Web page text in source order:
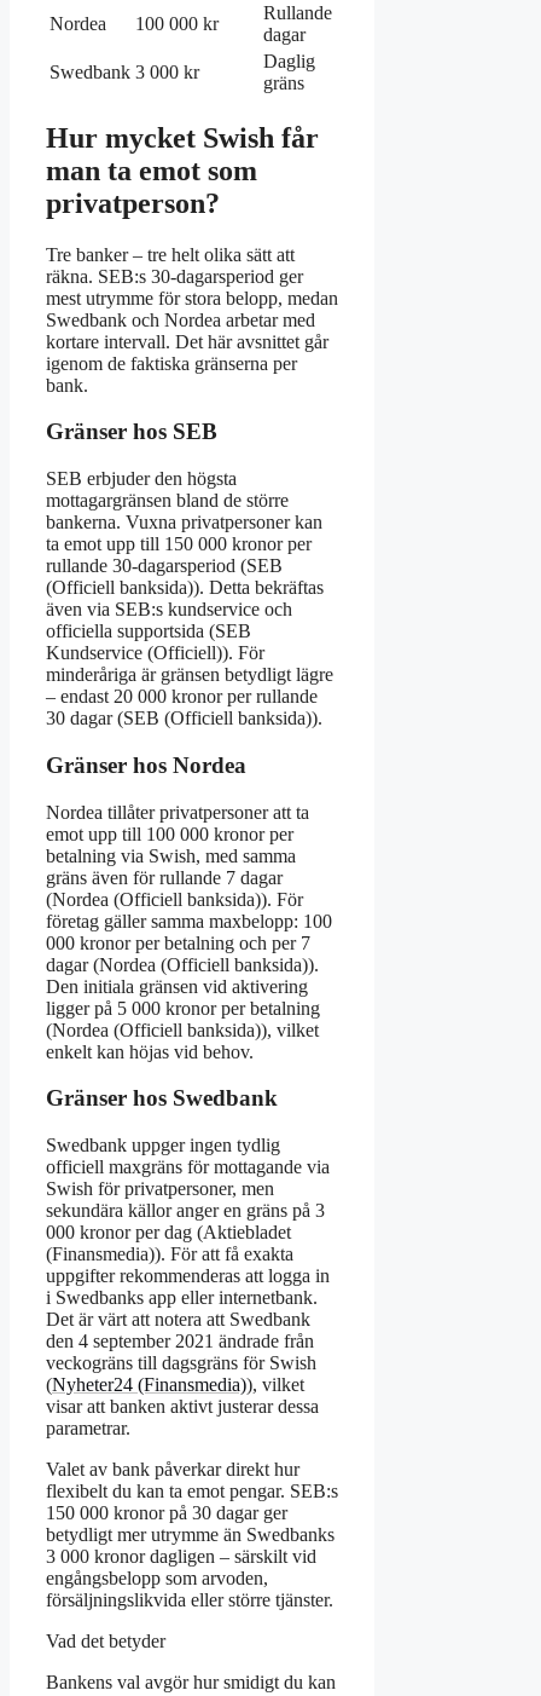
Nordea 100 000 kr
Rullande 7
dagar
Swedbank 3 000 kr
Daglig
gräns
Hur mycket Swish får
man ta emot som
privatperson?
Tre banker – tre helt olika sätt att
räkna. SEB:s 30-dagarsperiod ger
mest utrymme för stora belopp, medan
Swedbank och Nordea arbetar med
kortare intervall. Det här avsnittet går
igenom de faktiska gränserna per
bank.
Gränser hos SEB
SEB erbjuder den högsta
mottagargränsen bland de större
bankerna. Vuxna privatpersoner kan
ta emot upp till 150 000 kronor per
rullande 30-dagarsperiod (SEB
(Officiell banksida)). Detta bekräftas
även via SEB:s kundservice och
officiella supportsida (SEB
Kundservice (Officiell)). För
minderåriga är gränsen betydligt lägre
– endast 20 000 kronor per rullande
30 dagar (SEB (Officiell banksida)).
Gränser hos Nordea
Nordea tillåter privatpersoner att ta
emot upp till 100 000 kronor per
betalning via Swish, med samma
gräns även för rullande 7 dagar
(Nordea (Officiell banksida)). För
företag gäller samma maxbelopp: 100
000 kronor per betalning och per 7
dagar (Nordea (Officiell banksida)).
Den initiala gränsen vid aktivering
ligger på 5 000 kronor per betalning
(Nordea (Officiell banksida)), vilket
enkelt kan höjas vid behov.
Gränser hos Swedbank
Swedbank uppger ingen tydlig
officiell maxgräns för mottagande via
Swish för privatpersoner, men
sekundära källor anger en gräns på 3
000 kronor per dag (Aktiebladet
(Finansmedia)). För att få exakta
uppgifter rekommenderas att logga in
i Swedbanks app eller internetbank.
Det är värt att notera att Swedbank
den 4 september 2021 ändrade från
veckogräns till dagsgräns för Swish
(Nyheter24 (Finansmedia)), vilket
visar att banken aktivt justerar dessa
parametrar.
Valet av bank påverkar direkt hur
flexibelt du kan ta emot pengar. SEB:s
150 000 kronor på 30 dagar ger
betydligt mer utrymme än Swedbanks
3 000 kronor dagligen – särskilt vid
engångsbelopp som arvoden,
försäljningslikvida eller större tjänster.
Vad det betyder
Bankens val avgör hur smidigt du kan